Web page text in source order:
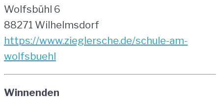
Wolfsbühl 6
88271 Wilhelmsdorf
https://www.zieglersche.de/schule-am-
wolfsbuehl
Winnenden